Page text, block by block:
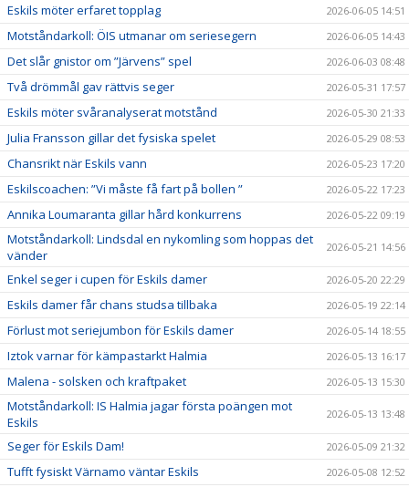
Eskils möter erfaret topplag 2026-06-05 14:51
Motståndarkoll: ÖIS utmanar om seriesegern 2026-06-05 14:43
Det slår gnistor om ”Järvens” spel 2026-06-03 08:48
Två drömmål gav rättvis seger 2026-05-31 17:57
Eskils möter svåranalyserat motstånd 2026-05-30 21:33
Julia Fransson gillar det fysiska spelet 2026-05-29 08:53
Chansrikt när Eskils vann 2026-05-23 17:20
Eskilscoachen: ”Vi måste få fart på bollen ” 2026-05-22 17:23
Annika Loumaranta gillar hård konkurrens 2026-05-22 09:19
Motståndarkoll: Lindsdal en nykomling som hoppas det
vänder
2026-05-21 14:56
Enkel seger i cupen för Eskils damer 2026-05-20 22:29
Eskils damer får chans studsa tillbaka 2026-05-19 22:14
Förlust mot seriejumbon för Eskils damer 2026-05-14 18:55
Iztok varnar för kämpastarkt Halmia 2026-05-13 16:17
Malena - solsken och kraftpaket 2026-05-13 15:30
Motståndarkoll: IS Halmia jagar första poängen mot
Eskils
2026-05-13 13:48
Seger för Eskils Dam! 2026-05-09 21:32
Tufft fysiskt Värnamo väntar Eskils 2026-05-08 12:52